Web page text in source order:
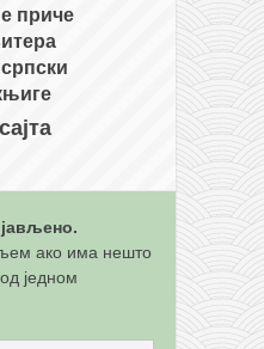
приче
ако има нешто
једном